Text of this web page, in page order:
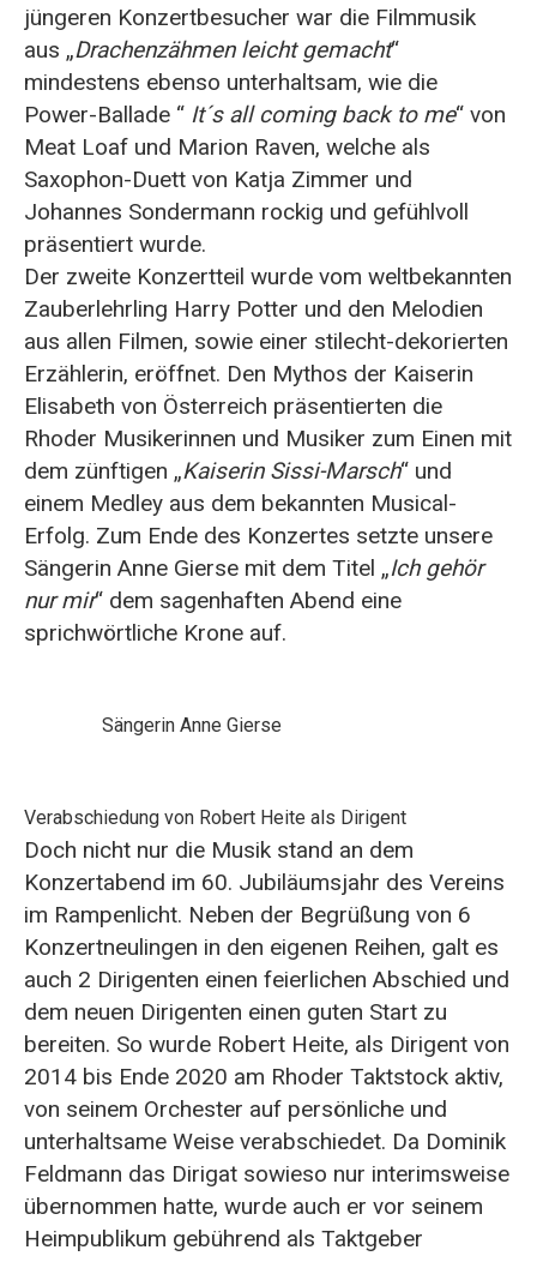
jüngeren Konzertbesucher war die Filmmusik
aus „Drachenzähmen leicht gemacht“
mindestens ebenso unterhaltsam, wie die
Power-Ballade “ It´s all coming back to me“ von
Meat Loaf und Marion Raven, welche als
Saxophon-Duett von Katja Zimmer und
Johannes Sondermann rockig und gefühlvoll
präsentiert wurde.
Der zweite Konzertteil wurde vom weltbekannten
Zauberlehrling Harry Potter und den Melodien
aus allen Filmen, sowie einer stilecht-dekorierten
Erzählerin, eröffnet. Den Mythos der Kaiserin
Elisabeth von Österreich präsentierten die
Rhoder Musikerinnen und Musiker zum Einen mit
dem zünftigen „Kaiserin Sissi-Marsch“ und
einem Medley aus dem bekannten Musical-
Erfolg. Zum Ende des Konzertes setzte unsere
Sängerin Anne Gierse mit dem Titel „Ich gehör
nur mir“ dem sagenhaften Abend eine
sprichwörtliche Krone auf.
Sängerin Anne Gierse
Verabschiedung von Robert Heite als Dirigent
Doch nicht nur die Musik stand an dem
Konzertabend im 60. Jubiläumsjahr des Vereins
im Rampenlicht. Neben der Begrüßung von 6
Konzertneulingen in den eigenen Reihen, galt es
auch 2 Dirigenten einen feierlichen Abschied und
dem neuen Dirigenten einen guten Start zu
bereiten. So wurde Robert Heite, als Dirigent von
2014 bis Ende 2020 am Rhoder Taktstock aktiv,
von seinem Orchester auf persönliche und
unterhaltsame Weise verabschiedet. Da Dominik
Feldmann das Dirigat sowieso nur interimsweise
übernommen hatte, wurde auch er vor seinem
Heimpublikum gebührend als Taktgeber